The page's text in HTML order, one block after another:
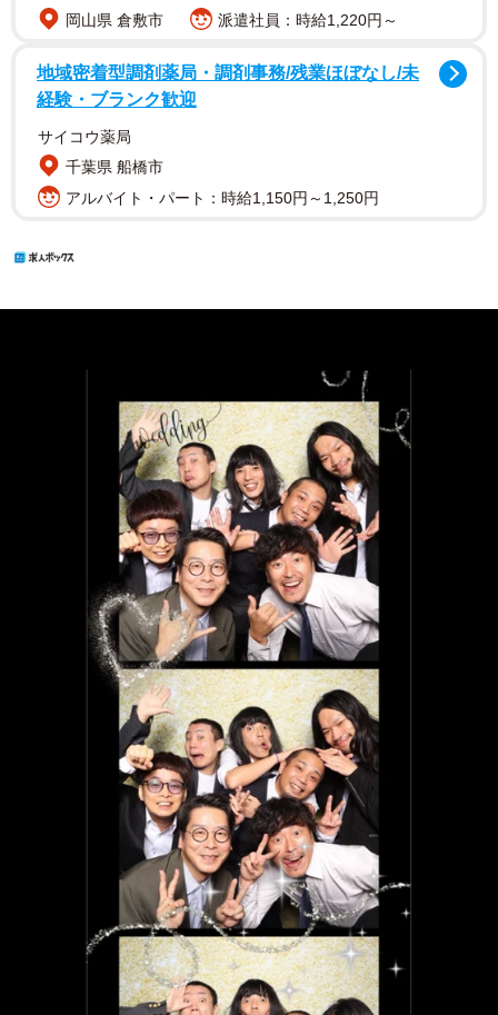
岡山県 倉敷市
派遣社員：時給1,220円～
地域密着型調剤薬局・調剤事務/残業ほぼなし/未
経験・ブランク歓迎
サイコウ薬局
千葉県 船橋市
アルバイト・パート：時給1,150円～1,250円